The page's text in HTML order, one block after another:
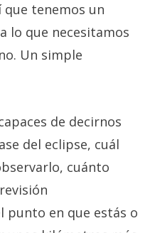
tenemos un
lo que necesitamos
Un simple
de decirnos
del eclipse, cuál
cuánto
punto en que estás o